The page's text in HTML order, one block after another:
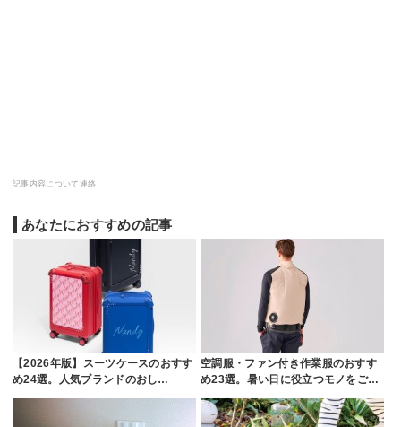
記事内容について連絡
あなたにおすすめの記事
【2026年版】スーツケースのおすす
め24選。人気ブランドのおし…
空調服・ファン付き作業服のおすす
め23選。暑い日に役立つモノをご…